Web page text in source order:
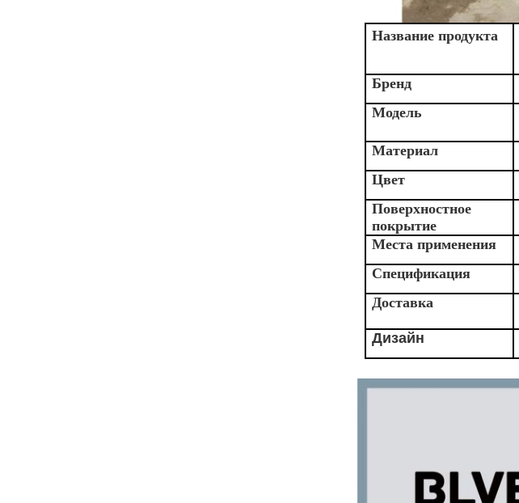
Название продукта
Бренд
Модель
Материал
Цвет
Поверхностное
покрытие
Места применения
Спецификация
Доставка
Дизайн